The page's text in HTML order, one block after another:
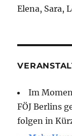
Elena, Sara,
Im
FÖJ Berlins
folgen in